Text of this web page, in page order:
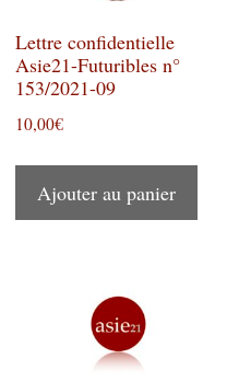
Lettre confidentielle
Asie21-Futuribles n°
153/2021-09
10,00€
Ajouter au panier